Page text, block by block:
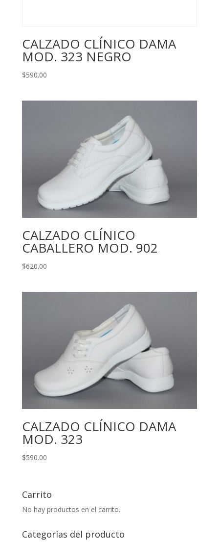
CALZADO CLÍNICO DAMA
MOD. 323 NEGRO
$590.00
CALZADO CLÍNICO
CABALLERO MOD. 902
$620.00
CALZADO CLÍNICO DAMA
MOD. 323
$590.00
Carrito
No hay productos en el carrito.
Categorías del producto